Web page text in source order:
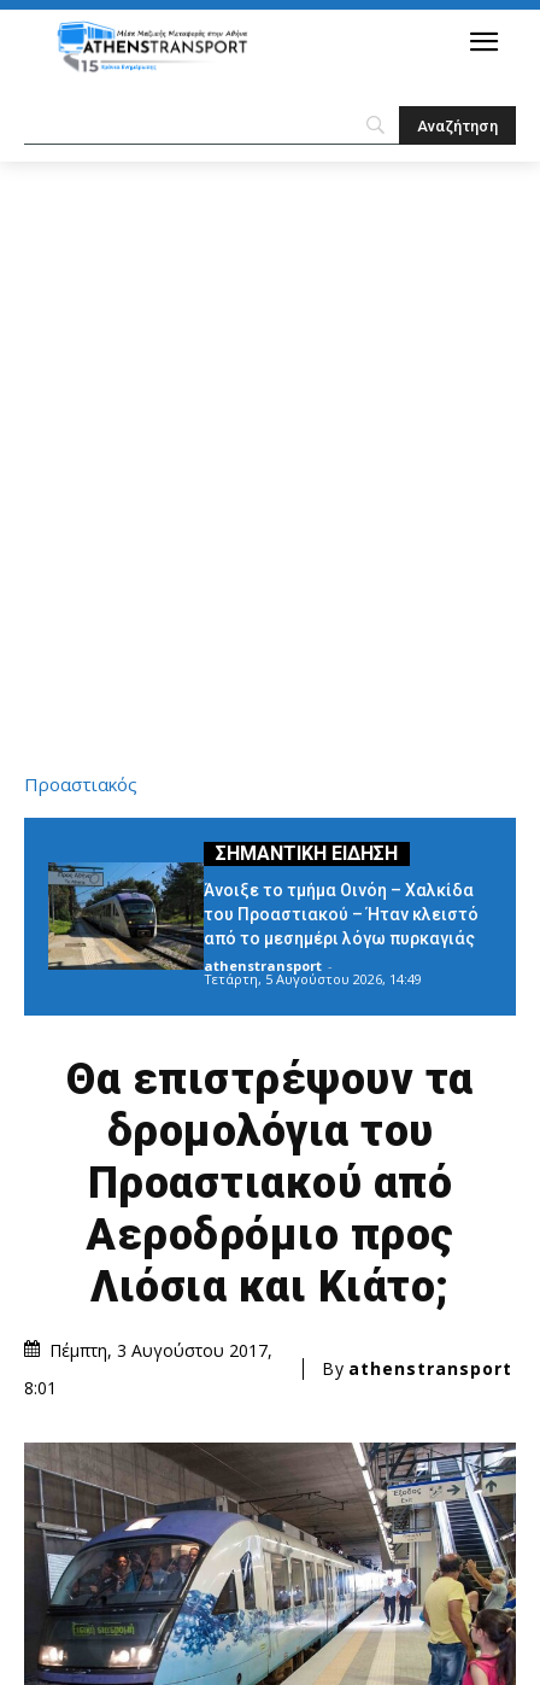
Προαστιακός
Άνοιξε το τμήμα Οινόη – Χαλκίδα
του Προαστιακού – Ήταν κλειστό
από το μεσημέρι λόγω πυρκαγιάς
athenstransport -
Τετάρτη, 5 Αυγούστου 2026, 14:49
Θα επιστρέψουν τα
δρομολόγια του
Προαστιακού από
Αεροδρόμιο προς
Λιόσια και Κιάτο;
Πέμπτη, 3 Αυγούστου 2017,
8:01
By athenstransport